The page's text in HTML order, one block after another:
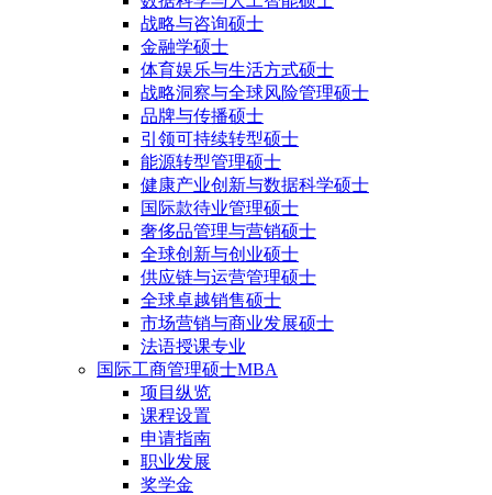
战略与咨询硕士
金融学硕士
体育娱乐与生活方式硕士
战略洞察与全球风险管理硕士
品牌与传播硕士
引领可持续转型硕士
能源转型管理硕士
健康产业创新与数据科学硕士
国际款待业管理硕士
奢侈品管理与营销硕士
全球创新与创业硕士
供应链与运营管理硕士
全球卓越销售硕士
市场营销与商业发展硕士
法语授课专业
国际工商管理硕士MBA
项目纵览
课程设置
申请指南
职业发展
奖学金